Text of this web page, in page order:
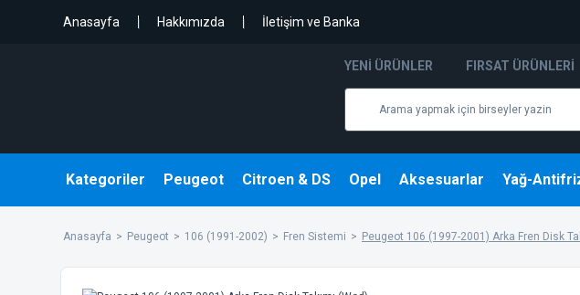
Anasayfa Hakkımızda İletişim ve Banka
YENI ÜRÜNLER FIRSAT ÜRÜNLERI
Kategoriler Peugeot Citroen & DS Opel Aksesuarlar Yağ-
Anasayfa Peugeot 106 (1991-2002) Fren Sistemi Peugeot 106 (1997-2001) Arka Fren Disk